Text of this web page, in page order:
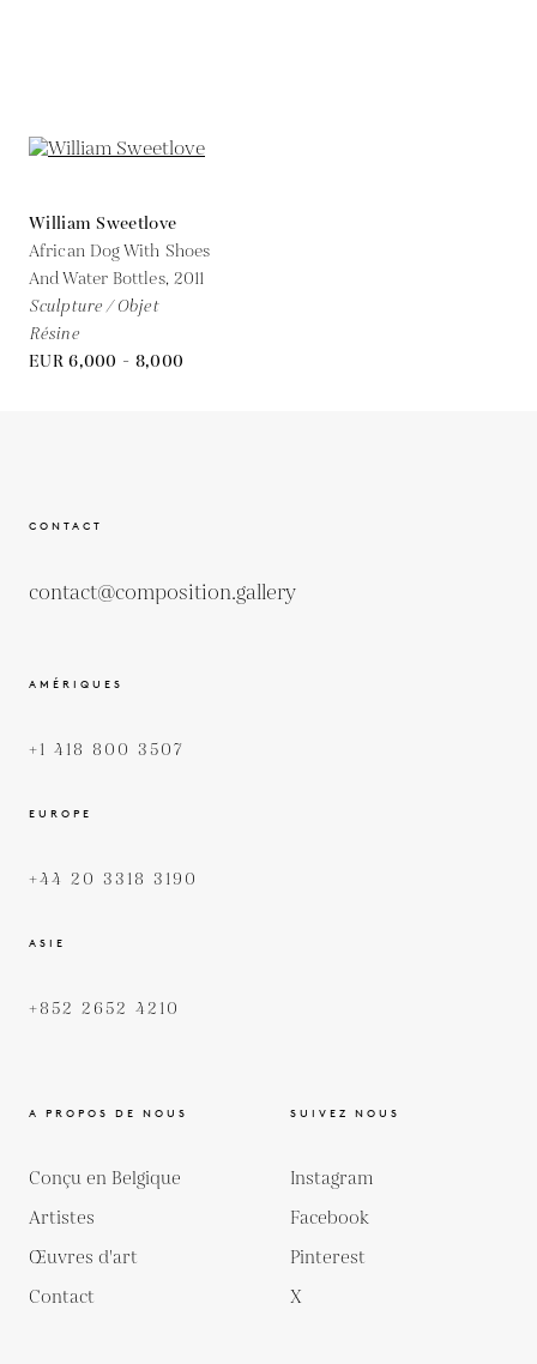
William Sweetlove
African Dog With Shoes
And Water Bottles, 2011
Sculpture / Objet
Résine
EUR 6,000 - 8,000
CONTACT
contact@composition.gallery
AMÉRIQUES
+1 418 800 3507
EUROPE
+44 20 3318 3190
ASIE
+852 2652 4210
A PROPOS DE NOUS
Conçu en Belgique
Artistes
Œuvres d'art
Contact
SUIVEZ NOUS
Instagram
Facebook
Pinterest
X